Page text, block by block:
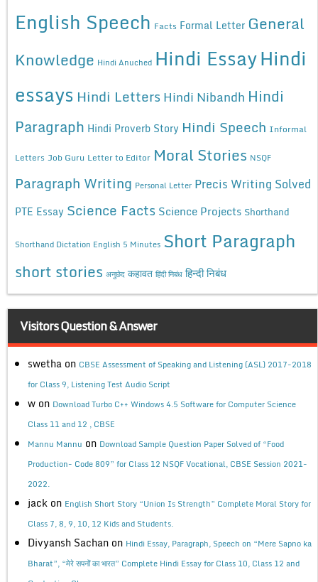
English Speech Facts Formal Letter General
Knowledge Hindi Anuched Hindi EssayHindi
essays Hindi Letters Hindi Nibandh Hindi
Paragraph Hindi Proverb Story Hindi Speech Informal
Letters Job Guru Letter to Editor Moral Stories NSQF
Paragraph Writing Personal Letter Precis Writing Solved
PTE Essay Science Facts Science Projects Shorthand
Shorthand Dictation English 5 Minutes Short Paragraph
short stories अनुछेद कहावत हिंदी निबंध हिन्दी निबंध
Visitors Question & Answer
swetha on CBSE Assessment of Speaking and Listening (ASL) 2017-2018
for Class 9, Listening Test Audio Script
w on Download Turbo C++ Windows 4.5 Software for Computer Science
Class 11 and 12 , CBSE
Mannu Mannu on Download Sample Question Paper Solved of “Food
Production- Code 809” for Class 12 NSQF Vocational, CBSE Session 2021-
2022.
jack on English Short Story “Union Is Strength” Complete Moral Story for
Class 7, 8, 9, 10, 12 Kids and Students.
Divyansh Sachan on Hindi Essay, Paragraph, Speech on “Mere Sapno ka
Bharat”, “मेरे सपनों का भारत” Complete Hindi Essay for Class 10, Class 12 and